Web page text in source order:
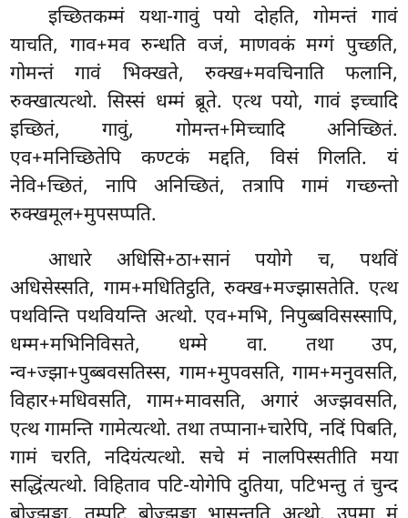
इच्छितकम्मं यथा-गावुं पयो दोहति, गोमन्तं गावं
याचति, गाव+मव रुन्धति वजं, माणवकं मग्गं पुच्छति,
गोमन्तं गावं भिक्खते, रुक्ख+मवचिनाति फलानि,
रुक्खात्यत्थो. सिस्सं धम्मं ब्रूते. एत्थ पयो, गावं इच्चादि
इच्छितं, गावुं, गोमन्त+मिच्चादि अनिच्छितं.
एव+मनिच्छितेपि कण्टकं मद्दति, विसं गिलति. यं
नेवि+च्छितं, नापि अनिच्छितं, तत्रापि गामं गच्छन्तो
रुक्खमूल+मुपसप्पति.
आधारे अधिसि+ठा+सानं पयोगे च, पथविं
अधिसेस्सति, गाम+मधितिट्ठति, रुक्ख+मज्झासतेति. एत्थ
पथविन्ति पथवियन्ति अत्थो. एव+मभि, निपुब्बविसस्सापि,
धम्म+मभिनिविसते, धम्मे वा. तथा उप,
न्व+ज्झा+पुब्बवसतिस्स, गाम+मुपवसति, गाम+मनुवसति,
विहार+मधिवसति, गाम+मावसति, अगारं अज्झवसति,
एत्थ गामन्ति गामेत्यत्थो. तथा तप्पाना+चारेपि, नदिं पिबति,
गामं चरति, नदियंत्यत्थो. सचे मं नालपिस्सतीति मया
सद्धिंत्यत्थो. विहिताव पटि-योगेपि दुतिया, पटिभन्तु तं चुन्द